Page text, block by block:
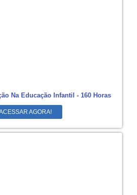
Na Educação Infantil - 160 Horas
AGORA!